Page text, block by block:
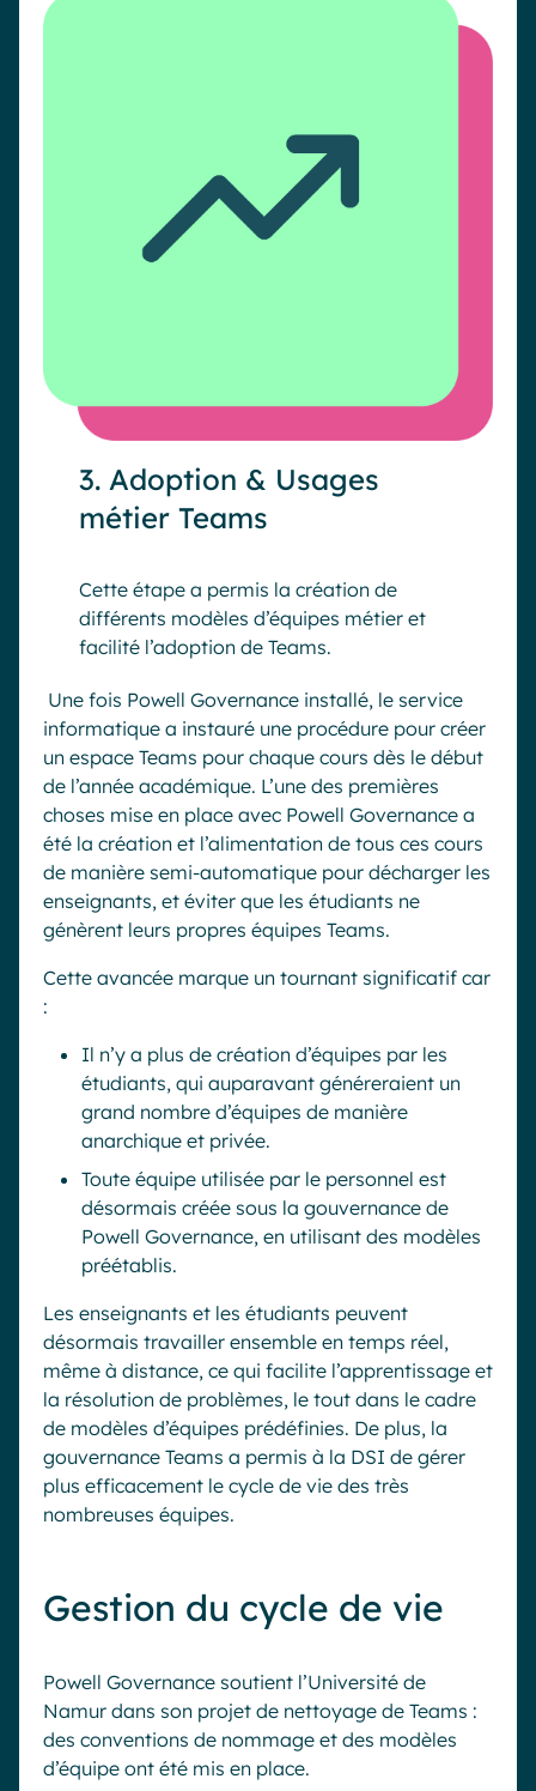
3. Adoption & Usages
métier Teams
Cette étape a permis la création de
différents modèles d’équipes métier et
facilité l’adoption de Teams.
Une fois Powell Governance installé, le service
informatique a instauré une procédure pour créer
un espace Teams pour chaque cours dès le début
de l’année académique. L’une des premières
choses mise en place avec Powell Governance a
été la création et l’alimentation de tous ces cours
de manière semi-automatique pour décharger les
enseignants, et éviter que les étudiants ne
génèrent leurs propres équipes Teams.
Cette avancée marque un tournant significatif car
:
Il n’y a plus de création d’équipes par les
étudiants, qui auparavant généreraient un
grand nombre d’équipes de manière
anarchique et privée.
Toute équipe utilisée par le personnel est
désormais créée sous la gouvernance de
Powell Governance, en utilisant des modèles
préétablis.
Les enseignants et les étudiants peuvent
désormais travailler ensemble en temps réel,
même à distance, ce qui facilite l’apprentissage et
la résolution de problèmes, le tout dans le cadre
de modèles d’équipes prédéfinies. De plus, la
gouvernance Teams a permis à la DSI de gérer
plus efficacement le cycle de vie des très
nombreuses équipes.
Gestion du cycle de vie
Powell Governance soutient l’Université de
Namur dans son projet de nettoyage de Teams :
des conventions de nommage et des modèles
d’équipe ont été mis en place.